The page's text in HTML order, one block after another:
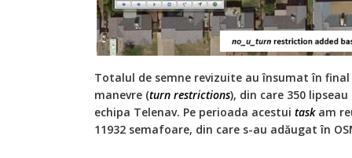
Totalul de semne revizuite au însumat în
manevre (turn restrictions), din care 350
echipa Telenav. Pe perioada acestui taskam
11932 semafoare, din care s-au adăugat în